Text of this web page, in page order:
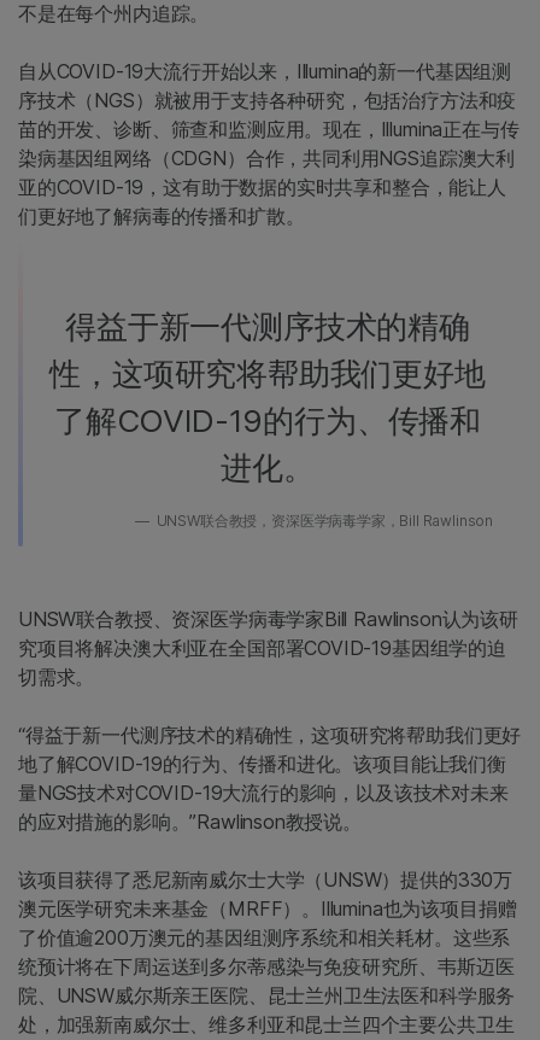
不是在每个州内追踪。
自从COVID-19大流行开始以来，Illumina的新一代基因组测
序技术（NGS）就被用于支持各种研究，包括治疗方法和疫
苗的开发、诊断、筛查和监测应用。现在，Illumina正在与传
染病基因组网络（CDGN）合作，共同利用NGS追踪澳大利
亚的COVID-19，这有助于数据的实时共享和整合，能让人
们更好地了解病毒的传播和扩散。
得益于新一代测序技术的精确
性，这项研究将帮助我们更好地
了解COVID-19的行为、传播和
进化。
UNSW联合教授，资深医学病毒学家，Bill Rawlinson
UNSW联合教授、资深医学病毒学家Bill Rawlinson认为该研
究项目将解决澳大利亚在全国部署COVID-19基因组学的迫
切需求。
“得益于新一代测序技术的精确性，这项研究将帮助我们更好
地了解COVID-19的行为、传播和进化。该项目能让我们衡
量NGS技术对COVID-19大流行的影响，以及该技术对未来
的应对措施的影响。”Rawlinson教授说。
该项目获得了悉尼新南威尔士大学（UNSW）提供的330万
澳元医学研究未来基金（MRFF）。Illumina也为该项目捐赠
了价值逾200万澳元的基因组测序系统和相关耗材。这些系
统预计将在下周运送到多尔蒂感染与免疫研究所、韦斯迈医
院、UNSW威尔斯亲王医院、昆士兰州卫生法医和科学服务
处，加强新南威尔士、维多利亚和昆士兰四个主要公共卫生